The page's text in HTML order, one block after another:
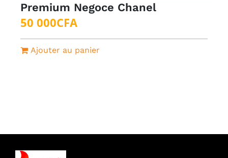
Premium Negoce Chanel
50 000CFA
Ajouter au panier